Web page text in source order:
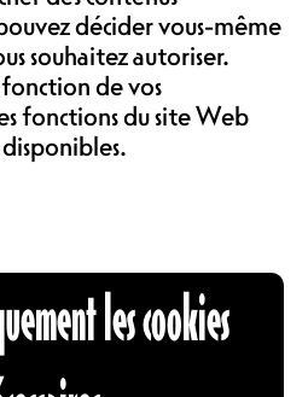
19H00
décider vous-même
souhaitez autoriser.
de vos
fonctions du site Web
les cookies